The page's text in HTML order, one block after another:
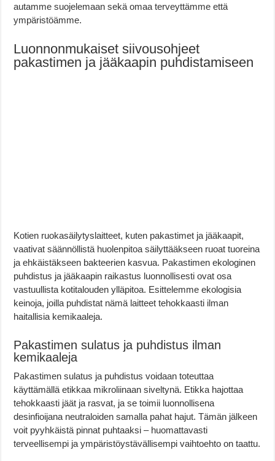
autamme suojelemaan sekä omaa terveyttämme että
ympäristöämme.
Luonnonmukaiset siivousohjeet
pakastimen ja jääkaapin puhdistamiseen
Kotien ruokasäilytyslaitteet, kuten pakastimet ja jääkaapit,
vaativat säännöllistä huolenpitoa säilyttääkseen ruoat tuoreina
ja ehkäistäkseen bakteerien kasvua. Pakastimen ekologinen
puhdistus ja jääkaapin raikastus luonnollisesti ovat osa
vastuullista kotitalouden ylläpitoa. Esittelemme ekologisia
keinoja, joilla puhdistat nämä laitteet tehokkaasti ilman
haitallisia kemikaaleja.
Pakastimen sulatus ja puhdistus ilman
kemikaaleja
Pakastimen sulatus ja puhdistus voidaan toteuttaa
käyttämällä etikkaa mikroliinaan siveltynä. Etikka hajottaa
tehokkaasti jäät ja rasvat, ja se toimii luonnollisena
desinfioijana neutraloiden samalla pahat hajut. Tämän jälkeen
voit pyyhkäistä pinnat puhtaaksi – huomattavasti
terveellisempi ja ympäristöystävällisempi vaihtoehto on taattu.